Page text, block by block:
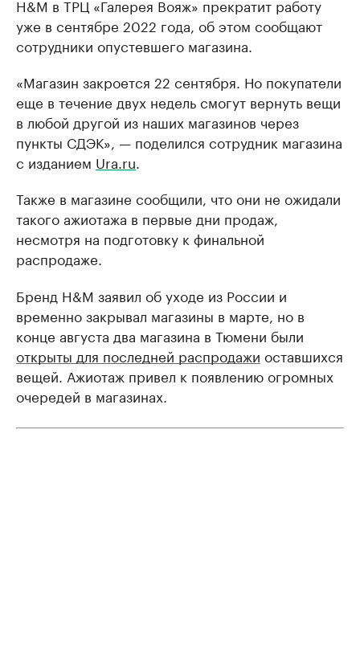
H&M в ТРЦ «Галерея Вояж» прекратит работу
уже в сентябре 2022 года, об этом сообщают
сотрудники опустевшего магазина.
«Магазин закроется 22 сентября. Но покупатели
еще в течение двух недель смогут вернуть вещи
в любой другой из наших магазинов через
пункты СДЭК», — поделился сотрудник магазина
с изданием Ura.ru
Также в магазине сообщили, что они не ожидали
такого ажиотажа в первые дни продаж,
несмотря на подготовку к финальной
распродаже.
Бренд H&M заявил об уходе из России и
временно закрывал магазины в марте, но в
конце августа два магазина в Тюмени были
открыты для последней распродажи оставшихся
вещей. Ажиотаж привел к появлению огромных
очередей в магазинах.